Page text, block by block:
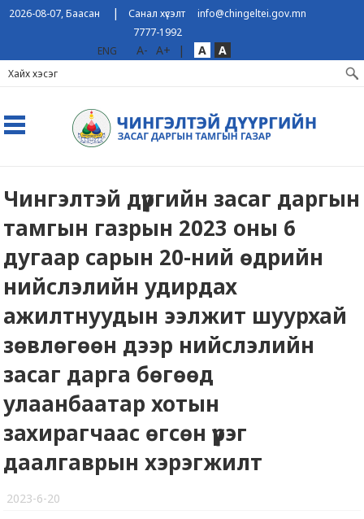
2026-08-07, Баасан |Санал хүсэлт
info@chingeltei.gov.mn
7777-1992
ENG
A- A+ | A A
Чингэлтэй дүүргийн засаг даргын
тамгын газрын 2023 оны 6
дугаар сарын 20-ний өдрийн
нийслэлийн удирдах
ажилтнуудын ээлжит шуурхай
зөвлөгөөн дээр нийслэлийн
засаг дарга бөгөөд
улаанбаатар хотын
захирагчаас өгсөн үүрэг
даалгаврын хэрэгжилт
2023-6-20